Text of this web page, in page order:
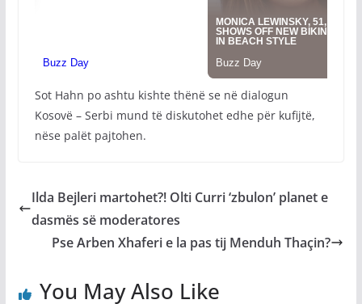
Sot Hahn po ashtu kishte thënë se në dialogun
Kosovë – Serbi mund të diskutohet edhe për kufijtë,
nëse palët pajtohen.
Ilda Bejleri martohet?! Olti Curri ‘zbulon’ planet e
dasmës së moderatores
Pse Arben Xhaferi e la pas tij Menduh Thaçin?
You May Also Like